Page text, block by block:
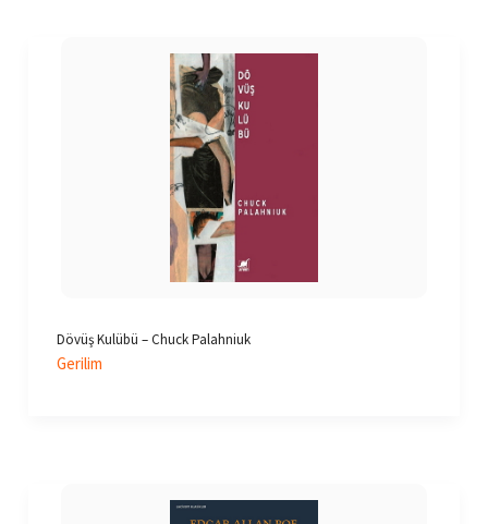
Dövüş Kulübü – Chuck Palahniuk
Gerilim